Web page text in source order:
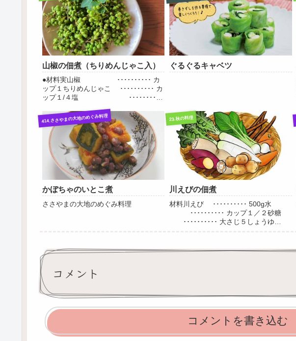
山椒の佃煮（ちりめんじゃこ入）
●材料実山椒 ･･････････ カ
ップ１ちりめんじゃこ ･･････････ カ
ップ１/４塩 ･･････････
カップ１/２みりん
････････...
ぐるぐるキャベツ
414.ささやまの大地のめぐみ料理
かぼちゃのいとこ煮
ささやまの大地のめぐみ料理
23.秋の料理
川えびの佃煮
材料川えび ･･････････ 500g水
･･････････ カップ１／２砂糖
･･････････ 大さじ５しょうゆ
入れて煮立たせる。（２...
コメント
コメントを書き込む